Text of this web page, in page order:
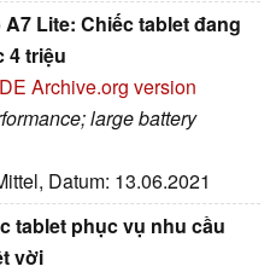
Lite: Chiếc tablet đang
4 triệu
Archive.org version
large battery
Datum: 13.06.2021
tablet phục vụ nhu cầu
vời